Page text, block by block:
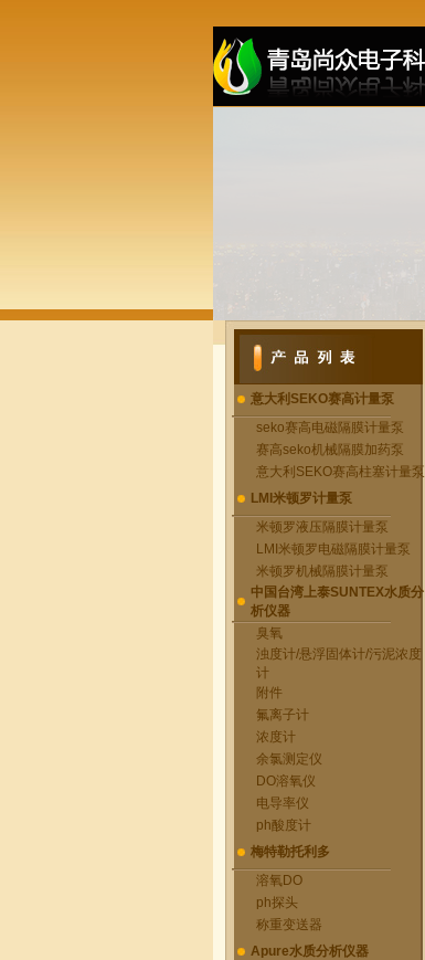
意大利SEKO赛高计量泵
seko赛高电磁隔膜计量泵
赛高seko机械隔膜加药泵
意大利SEKO赛高柱塞计量泵
LMI米顿罗计量泵
米顿罗液压隔膜计量泵
LMI米顿罗电磁隔膜计量泵
米顿罗机械隔膜计量泵
中国台湾上泰SUNTEX水质分
析仪器
臭氧
浊度计/悬浮固体计/污泥浓度
计
附件
氟离子计
浓度计
余氯测定仪
DO溶氧仪
电导率仪
ph酸度计
梅特勒托利多
溶氧DO
ph探头
称重变送器
Apure水质分析仪器